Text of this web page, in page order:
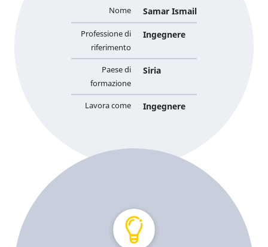
Nome Samar Ismail
Professione di
riferimento
Ingegnere
Paese di
formazione
Siria
Lavora come Ingegnere